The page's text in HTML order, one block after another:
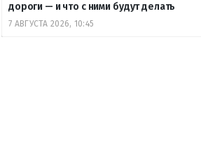
дороги — и что с ними будут делать
7 АВГУСТА 2026, 10:45